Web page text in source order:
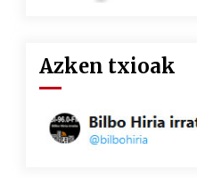
Azken txioak